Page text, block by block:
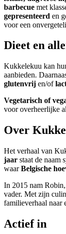
barbecue met
gepresenteerd en
voor een
Dieet en
Kukkelekuu kan
aanbieden.
glutenvrij en/of
Vegetarisch of
voor overheerlijke
Over
Het verhaal van
jaar staat de naam
waarBelgische
In 2015 nam
vader. Met zijn
familieverhaal naar
Actief in